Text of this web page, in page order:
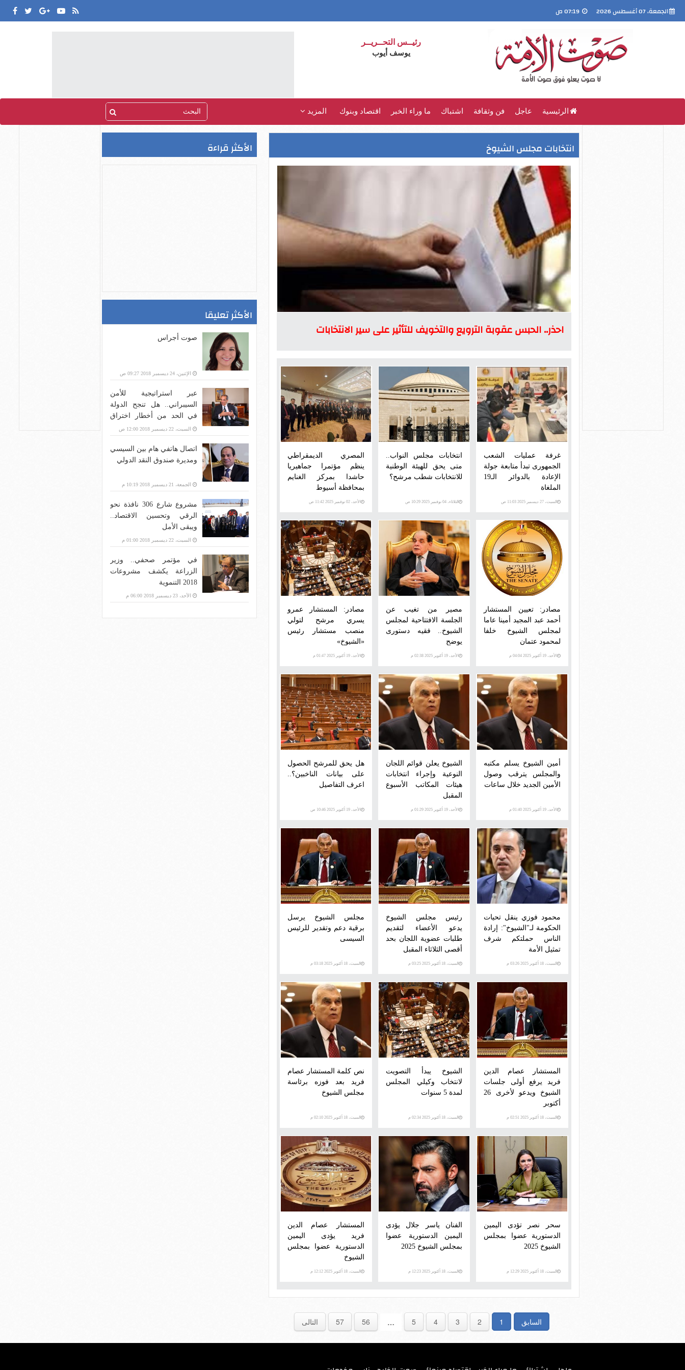
الجمعة، 07 أغسطس 2026
رئيــس التحــريــر
يوسف أيوب
الرئيسية عاجل فن وثقافة اشتباك ما وراء الخبر اقتصاد وبنوك المزيد
انتخابات مجلس الشيوخ
احذر.. الحبس عقوبة الترويع والتخويف للتأثير على سير الانتخابات
غرفة عمليات الشعب
الجمهورى تبدأ متابعة جولة
الإعادة بالدوائر الـ19
الملغاة
السبت، 27 ديسمبر 2025 11:03 ص
انتخابات مجلس النواب..
متى يحق للهيئة الوطنية
للانتخابات شطب مرشح؟
الثلاثاء، 04 نوفمبر 2025 10:29 ص
المصري الديمقراطي
ينظم مؤتمرا جماهيريا
حاشدا بمركز الغنايم
بمحافظة أسيوط
الأحد، 02 نوفمبر 2025 11:42 ص
مصادر: تعيين المستشار
أحمد عبد المجيد أمينا عاما
لمجلس الشيوخ خلفا
لمحمود عتمان
الأحد، 19 أكتوبر 2025 04:04 م
مصير من تغيب عن
الجلسة الافتتاحية لمجلس
الشيوخ.. فقيه دستورى
يوضح
الأحد، 19 أكتوبر 2025 02:38 م
مصادر: المستشار عمرو
يسري مرشح لتولي
منصب مستشار رئيس
«الشيوخ»
الأحد، 19 أكتوبر 2025 01:47 م
أمين الشيوخ يسلم مكتبه
والمجلس يترقب وصول
الأمين الجديد خلال ساعات
الأحد، 19 أكتوبر 2025 01:40 م
الشيوخ يعلن قوائم اللجان
النوعية وإجراء انتخابات
هيئات المكاتب الأسبوع
المقبل
الأحد، 19 أكتوبر 2025 01:29 م
هل يحق للمرشح الحصول
على بيانات الناخبين؟..
اعرف التفاصيل
الأحد، 19 أكتوبر 2025 10:46 ص
محمود فوزي ينقل تحيات
الحكومة لـ"الشيوخ": إرادة
الناس حملتكم شرف
تمثيل الأمة
السبت، 18 أكتوبر 2025 03:26 م
رئيس مجلس الشيوخ
يدعو الأعضاء لتقديم
طلبات عضوية اللجان بحد
أقصى الثلاثاء المقبل
السبت، 18 أكتوبر 2025 03:25 م
مجلس الشيوخ يرسل
برقية دعم وتقدير للرئيس
السيسى
السبت، 18 أكتوبر 2025 03:18 م
المستشار عصام الدين
فريد يرفع أولى جلسات
الشيوخ ويدعو لأخرى 26
أكتوبر
السبت، 18 أكتوبر 2025 02:51 م
الشيوخ يبدأ التصويت
لانتخاب وكيلي المجلس
لمدة 5 سنوات
السبت، 18 أكتوبر 2025 02:34 م
نص كلمة المستشار عصام
فريد بعد فوزه برئاسة
مجلس الشيوخ
السبت، 18 أكتوبر 2025 02:10 م
سحر نصر تؤدى اليمين
الدستورية عضوا بمجلس
الشيوخ 2025
السبت، 18 أكتوبر 2025 12:29 م
الفنان ياسر جلال يؤدى
اليمين الدستورية عضوا
بمجلس الشيوخ 2025
السبت، 18 أكتوبر 2025 12:23 م
المستشار عصام الدين
فريد يؤدى اليمين
الدستورية عضوا بمجلس
الشيوخ
السبت، 18 أكتوبر 2025 12:12 م
السابق 1
2
3
4
5
…
56
57 التالى
الأكثر قراءة
الأكثر تعليقا
صوت أجراس
الإثنين، 24 ديسمبر 2018 09:27 ص
عبر استراتيجية للأمن
السيبراني.. هل تنجح الدولة
في الحد من أخطار اختراق
بنية الاتصالات؟
السبت، 22 ديسمبر 2018 12:00 ص
اتصال هاتفي هام بين السيسي
ومديرة صندوق النقد الدولي
الجمعة، 21 ديسمبر 2018 10:19 م
مشروع شارع 306 نافذة نحو
الرقي وتحسين الاقتصاد..
ويبقى الأمل
السبت، 22 ديسمبر 2018 01:00 م
في مؤتمر صحفي.. وزير
الزراعة يكشف مشروعات
2018 التنموية
الأحد، 23 ديسمبر 2018 06:00 م